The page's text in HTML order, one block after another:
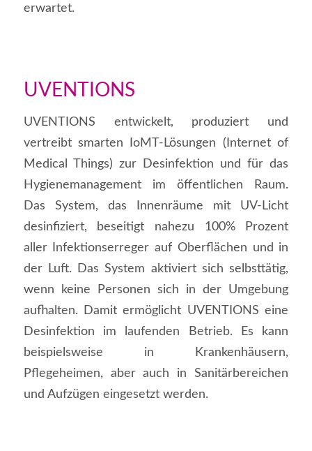
erwartet.
UVENTIONS
UVENTIONS entwickelt, produziert und
vertreibt smarten IoMT-Lösungen (Internet of
Medical Things) zur Desinfektion und für das
Hygienemanagement im öffentlichen Raum.
Das System, das Innenräume mit UV-Licht
desinfiziert, beseitigt nahezu 100% Prozent
aller Infektionserreger auf Oberflächen und in
der Luft. Das System aktiviert sich selbsttätig,
wenn keine Personen sich in der Umgebung
aufhalten. Damit ermöglicht UVENTIONS eine
Desinfektion im laufenden Betrieb. Es kann
beispielsweise in Krankenhäusern,
Pflegeheimen, aber auch in Sanitärbereichen
und Aufzügen eingesetzt werden.